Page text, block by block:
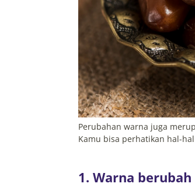
Perubahan warna juga
Kamu bisa perhatikan hal-
1. Warna